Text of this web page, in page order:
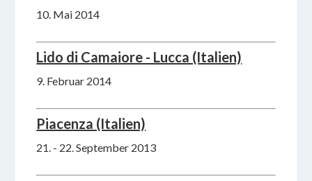
10. Mai 2014
Lido di Camaiore - Lucca (Italien)
9. Februar 2014
Piacenza (Italien)
21. - 22. September 2013